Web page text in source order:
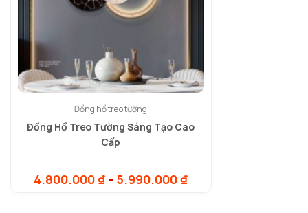
Đồng hồ treo tường
Đồng Hồ Treo Tường Sáng Tạo Cao
Cấp
4.800.000₫ – 5.990.000₫Khoảng